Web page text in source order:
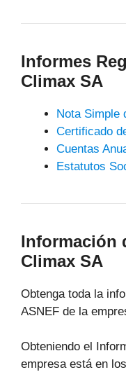
Informes
Climax SA
Nota Simple
Certificado
Cuentas
Estatutos
Información
Climax SA
Obtenga toda la
ASNEF de la
Obteniendo el
empresa está en